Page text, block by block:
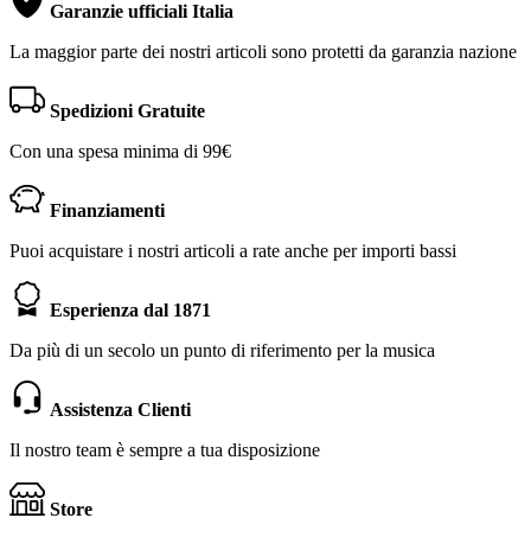
Garanzie ufficiali Italia
La maggior parte dei nostri articoli sono protetti da garanzia nazione
Spedizioni Gratuite
Con una spesa minima di 99€
Finanziamenti
Puoi acquistare i nostri articoli a rate anche per importi bassi
Esperienza dal 1871
Da più di un secolo un punto di riferimento per la musica
Assistenza Clienti
Il nostro team è sempre a tua disposizione
Store